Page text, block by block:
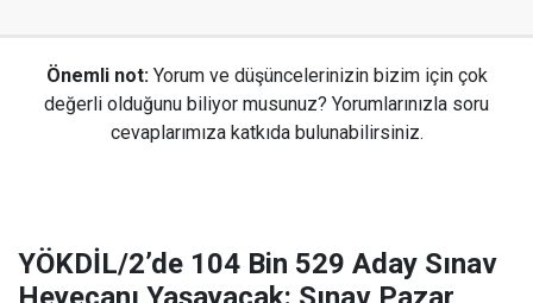
Önemli not: Yorum ve düşüncelerinizin bizim için çok
değerli olduğunu biliyor musunuz? Yorumlarınızla soru
cevaplarımıza katkıda bulunabilirsiniz.
YÖKDİL/2’de 104 Bin 529 Aday Sınav